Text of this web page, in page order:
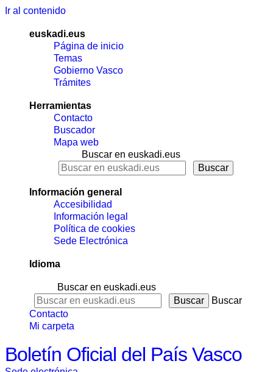
Ir al contenido
euskadi.eus
Página de inicio
Temas
Gobierno Vasco
Trámites
Herramientas
Contacto
Buscador
Mapa web
Buscar en euskadi.eus
Información general
Accesibilidad
Información legal
Política de cookies
Sede Electrónica
Idioma
Buscar en euskadi.eus
Buscar
Contacto
Mi carpeta
Boletín Oficial del País Vasco